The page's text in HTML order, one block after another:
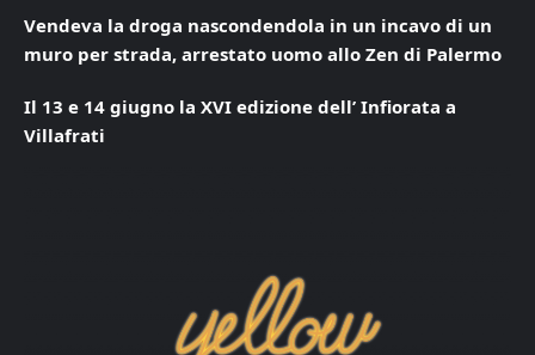
Vendeva la droga nascondendola in un incavo di un
muro per strada, arrestato uomo allo Zen di Palermo
Il 13 e 14 giugno la XVI edizione dell’ Infiorata a
Villafrati